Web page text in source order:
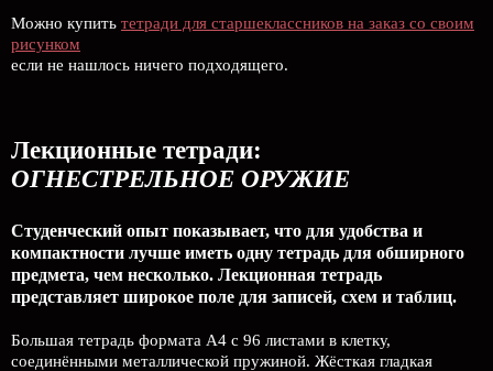
Можно купить тетради для старшеклассников на заказ со своим
рисунком
если не нашлось ничего подходящего.
Лекционные тетради:
ОГНЕСТРЕЛЬНОЕ ОРУЖИЕ
Студенческий опыт показывает, что для удобства и
компактности лучше иметь одну тетрадь для обширного
предмета, чем несколько. Лекционная тетрадь
представляет широкое поле для записей, схем и таблиц.
Большая тетрадь формата А4 с 96 листами в клетку,
соединёнными металлической пружиной. Жёсткая гладкая